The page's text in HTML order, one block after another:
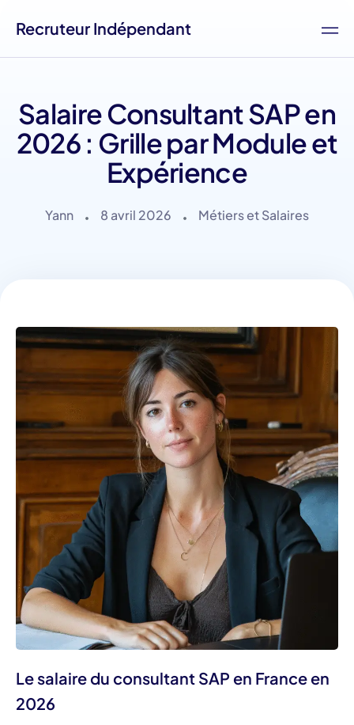
Recruteur Indépendant
Salaire Consultant SAP en
2026 : Grille par Module et
Expérience
Yann 8 avril 2026 Métiers et Salaires
Le salaire du consultant SAP en France en
2026